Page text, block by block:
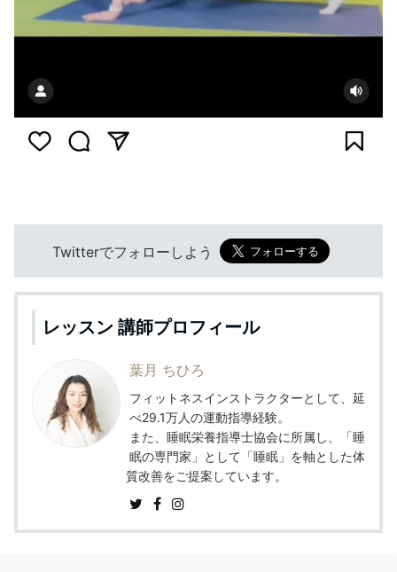
Twitterでフォローしよう
レッスン 講師プロフィール
葉月 ちひろ
フィットネスインストラクターとして、延
べ29.1万人の運動指導経験。
また、睡眠栄養指導士協会に所属し、「睡
眠の専門家」として「睡眠」を軸とした体
質改善をご提案しています。